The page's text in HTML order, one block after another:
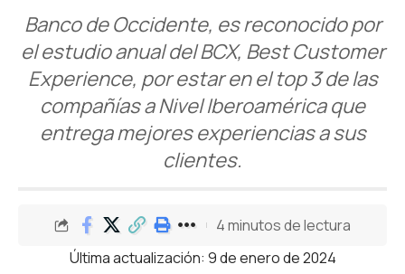
Banco de Occidente, es reconocido por
el estudio anual del BCX, Best Customer
Experience, por estar en el top 3 de las
compañías a Nivel Iberoamérica que
entrega mejores experiencias a sus
clientes.
Última actualización: 9 de enero de 2024
4 minutos de lectura